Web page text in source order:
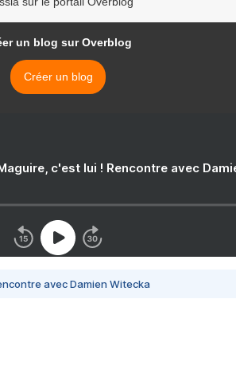
un blog sur Overblog
Créer un blog
c'est lui ! Rencontre avec
avec Damien Witecka